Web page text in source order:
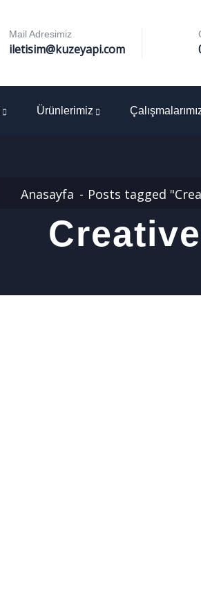
Mail Adresimiz
iletisim@kuzeyapi.com
Ürünlerimiz
Anasayfa Posts tagged
Creative